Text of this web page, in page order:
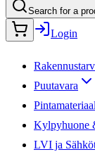
Search for a
Login
Puutavara
Kylpyhuone
LVI ja